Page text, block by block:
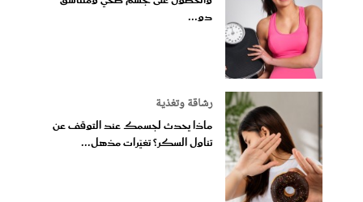
دو...
رشاقة وتغذية
ماذا يحدث لجسمك عند التوقف عن
تناول السكر؟ تغيّرات مذهل...